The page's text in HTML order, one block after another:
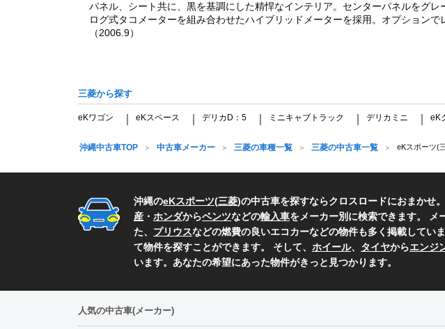
パネル、シート共に、黒を基調にした精悍なインテリア。センターパネルをグ
ログ式タコメーターを組み合わせたハイブリッドメーターを採用。オプション
（2006.9）
三菱から探す
eKワゴン eKスペース デリカD：5 ミニキャブトラック デリカミニ eK
沖縄中古車TOP 中古車メーカー 三菱の車種一覧 三菱の中古車一覧 eKスポーツ(
沖縄のeKスポーツ(三菱)の中古車を探すならクロスロードにおまかせ
産 ・ ホンダからベンツなどの輸入車をメーカー別に検索できます。 メ
た、 プリウスなどの燃費の良いエコカーなどの物件も多く掲載してい
て物件を探すことができます。 そして、 ホイール、 タイヤからエンジ
います。あなたの希望にあった物件がきっと見つかります。
人気の中古車(メーカー)